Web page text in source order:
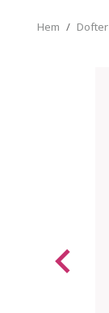
Hem / Dofter